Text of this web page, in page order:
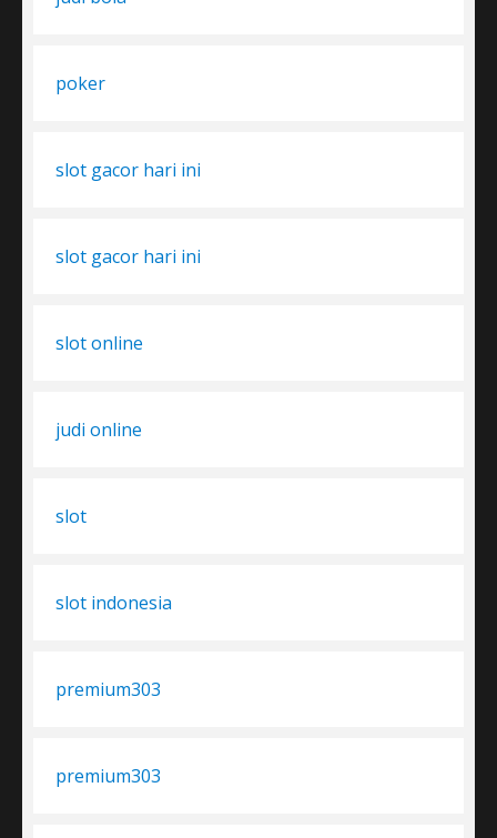
poker
slot gacor hari ini
slot gacor hari ini
slot online
judi online
slot
slot indonesia
premium303
premium303